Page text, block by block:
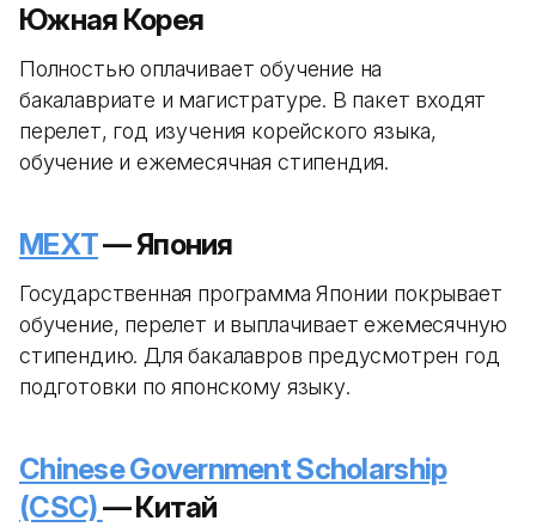
Южная Корея
Полностью оплачивает обучение на
бакалавриате и магистратуре. В пакет входят
перелет, год изучения корейского языка,
обучение и ежемесячная стипендия.
MEXT— Япония
Государственная программа Японии покрывает
обучение, перелет и выплачивает ежемесячную
стипендию. Для бакалавров предусмотрен год
подготовки по японскому языку.
Chinese Government Scholarship
(CSC)— Китай